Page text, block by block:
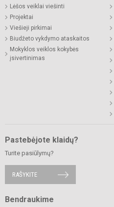
Lėšos veiklai viešinti
Projektai
Viešieji pirkimai
Biudžeto vykdymo ataskaitos
Mokyklos veiklos kokybės
įsivertinimas
Pastebėjote klaidų?
Turite pasiūlymų?
RAŠYKITE
Bendraukime